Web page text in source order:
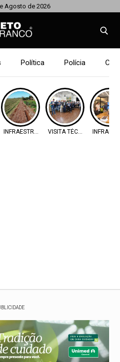
Agosto de 2026
Política Polícia
INFRAESTRUTURAVISITA TÉCNICA